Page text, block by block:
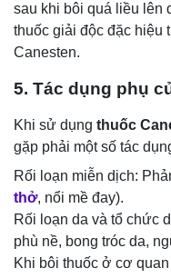
sau khi bôi quá liều lên
thuốc giải độc đặc hiệu
Canesten.
5. Tác dụng phụ
Khi sử dụng thuốc
gặp phải một số tác
Rối loạn miễn dịch:
thở, nổi mề đay).
Rối loạn da và tổ chức
phù nề, bong tróc da,
Khi bôi thuốc ở cơ